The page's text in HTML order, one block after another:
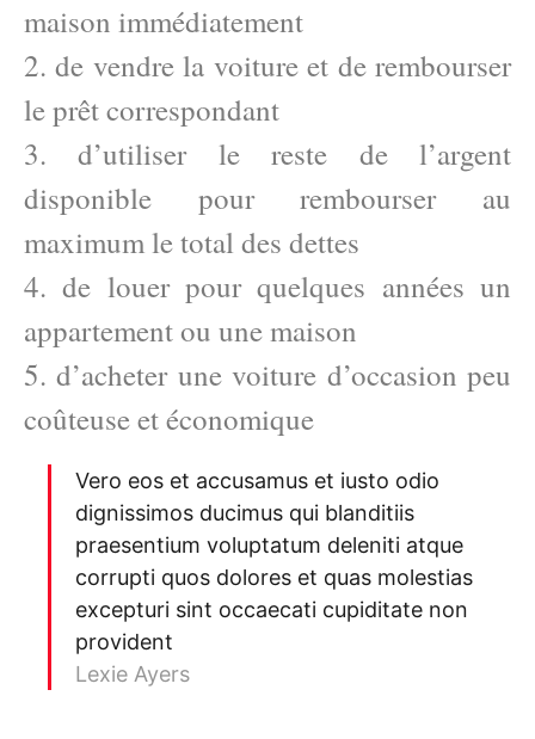
maison immédiatement
2. de vendre la voiture et de rembourser
le prêt correspondant
3. d’utiliser le reste de l’argent
disponible pour rembourser au
maximum le total des dettes
4. de louer pour quelques années un
appartement ou une maison
5. d’acheter une voiture d’occasion peu
coûteuse et économique
Vero eos et accusamus et iusto odio
dignissimos ducimus qui blanditiis
praesentium voluptatum deleniti atque
corrupti quos dolores et quas molestias
excepturi sint occaecati cupiditate non
provident
Lexie Ayers